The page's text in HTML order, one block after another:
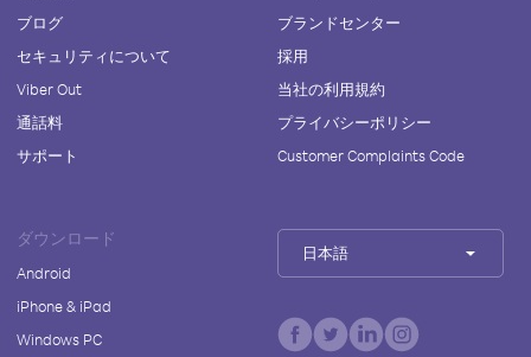
ブログ
セキュリティについて
Viber Out
通話料
サポート
ブランドセンター
採用
当社の利用規約
プライバシーポリシー
Customer Complaints Code
ダウンロード
Android
iPhone & iPad
Windows PC
日本語